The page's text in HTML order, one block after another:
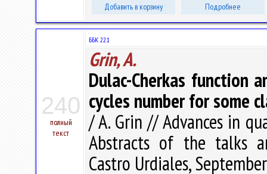
Добавить в корзину Подробнее
240
полный
текст
ББК 22.1
Grin, A.
Dulac-Cherkas
cycles number for some
/ A. Grin // Advances in
Abstracts of the talks
Castro Urdiales,